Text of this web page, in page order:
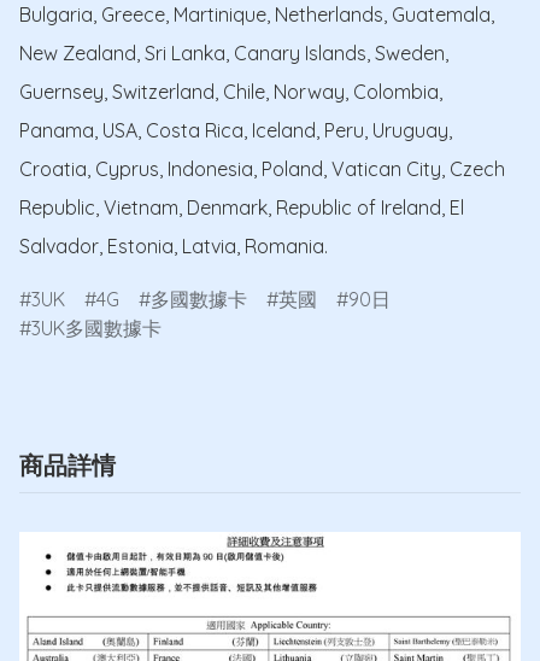
Bulgaria, Greece, Martinique, Netherlands, Guatemala,
New Zealand, Sri Lanka, Canary Islands, Sweden,
Guernsey, Switzerland, Chile, Norway, Colombia,
Panama, USA, Costa Rica, Iceland, Peru, Uruguay,
Croatia, Cyprus, Indonesia, Poland, Vatican City, Czech
Republic, Vietnam, Denmark, Republic of Ireland, El
Salvador, Estonia, Latvia, Romania.
3UK 4G 多國數據卡 英國
90日
3UK多國數據卡
商品詳情